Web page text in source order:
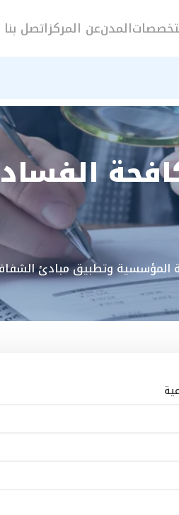
المدنعن المركزاتصل بنا
وتطبيق مبادئ